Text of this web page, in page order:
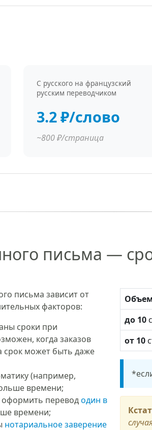
С русского на французский
русским переводчиком
3.2 ₽/слово
~800 ₽/страница
письма —
письма зависит от
факторов:
сроки при
когда заказов
срок может быть даже
(например,
времени;
перевододин в
времени;
нотариальное заверение
до 10
от 10